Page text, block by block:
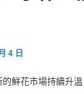
4 日
鮮花市場持續升溫